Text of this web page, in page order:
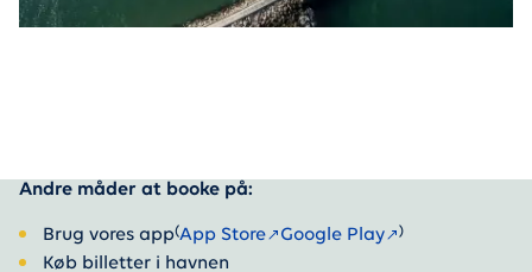
Andre måder at booke på:
Brug vores app(App Store Google Play )
Køb billetter i havnen